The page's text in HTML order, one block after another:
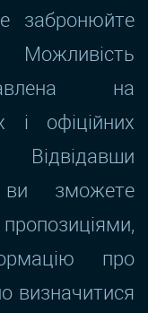
забронюйте
на
і офіційних
Відвідавши
ви зможете
про
визначитися